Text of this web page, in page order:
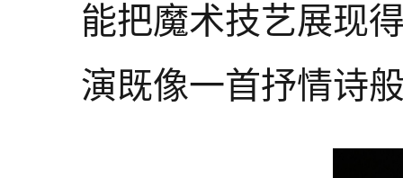
能把魔术技艺展现
演既像一首抒情诗